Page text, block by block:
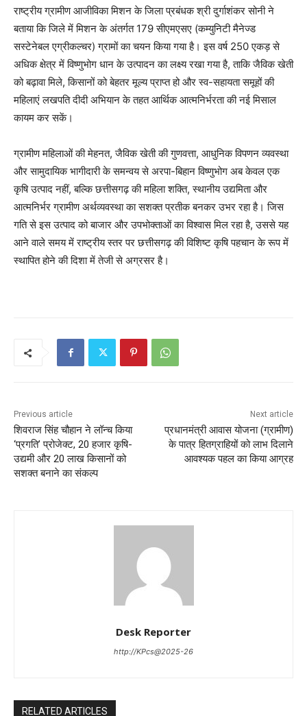
राष्ट्रीय ग्रामीण आजीविका मिशन के जिला प्रबंधक श्री दुर्गाशंकर सोनी ने
बताया कि जिले में मिशन के अंतर्गत 179 सीएमएसए (कम्युनिटी मैनेज्ड
सस्टेनेबल एग्रीकल्चर) ग्रामों का चयन किया गया है। इस वर्ष 250 एकड़ से
अधिक क्षेत्र में विष्णुभोग धान के उत्पादन का लक्ष्य रखा गया है, ताकि जैविक खेती
को बढ़ावा मिले, किसानों को बेहतर मूल्य प्राप्त हो और स्व-सहायता समूहों की
महिलाएं लखपति दीदी अभियान के तहत आर्थिक आत्मनिर्भरता की नई मिसाल
कायम कर सकें।
ग्रामीण महिलाओं की मेहनत, जैविक खेती की गुणवत्ता, आधुनिक विपणन व्यवस्था
और सामुदायिक भागीदारी के समन्वय से अरपा-बिहान विष्णुभोग अब केवल एक
कृषि उत्पाद नहीं, बल्कि छत्तीसगढ़ की महिला शक्ति, स्थानीय उद्यमिता और
आत्मनिर्भर ग्रामीण अर्थव्यवस्था का सशक्त प्रतीक बनकर उभर रहा है। जिस
गति से इस उत्पाद को बाजार और उपभोक्ताओं का विश्वास मिल रहा है, उससे यह
आने वाले समय में राष्ट्रीय स्तर पर छत्तीसगढ़ की विशिष्ट कृषि पहचान के रूप में
स्थापित होने की दिशा में तेजी से अग्रसर है।
Previous article
शिवराज सिंह चौहान ने लॉन्च किया
‘प्रगति’ प्रोजेक्ट, 20 हजार कृषि-
उद्यमी और 20 लाख किसानों को
सशक्त बनाने का संकल्प
Next article
प्रधानमंत्री आवास योजना (ग्रामीण)
के पात्र हितग्राहियों को लाभ दिलाने
आवश्यक पहल का किया आग्रह
Desk Reporter
http://KPcs@2025-26
RELATED ARTICLES